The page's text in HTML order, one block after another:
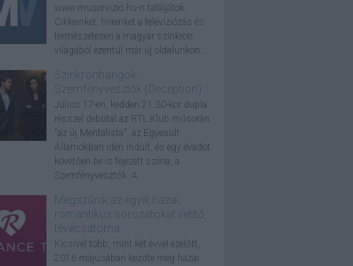
www.musorvizio.hu-n találjátok.
Cikkeinket, híreinket a televíziózás és
természetesen a magyar szinkron
világából ezentúl már új oldalunkon...
Szinkronhangok:
Szemfényvesztők (Deception)
Július 17-én, kedden 21.30-kor dupla
résszel debütál az RTL Klub műsorán
"az új Mentalista", az Egyesült
Államokban idén indult, és egy évadot
követően be is fejezett széria, a
Szemfényvesztők. A...
Megszűnik az egyik hazai,
romantikus sorozatokat vetítő
tévécsatorna
Kicsivel több, mint két évvel ezelőtt,
2016 májusában kezdte meg hazai